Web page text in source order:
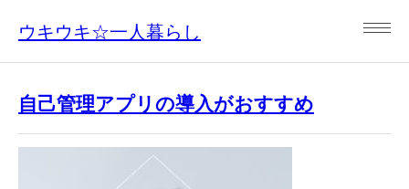
ウキウキ☆一人暮らし
自己管理アプリの導入がおすすめ